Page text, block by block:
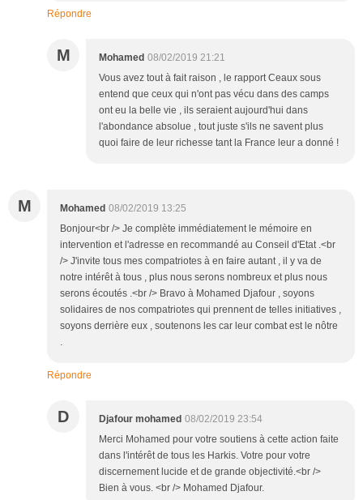
Répondre
M Mohamed 08/02/2019 21:21
Vous avez tout à fait raison , le rapport Ceaux sous
entend que ceux qui n'ont pas vécu dans des camps
ont eu la belle vie , ils seraient aujourd'hui dans
l'abondance absolue , tout juste s'ils ne savent plus
quoi faire de leur richesse tant la France leur a donné !
M Mohamed 08/02/2019 13:25
Bonjour<br /> Je complète immédiatement le mémoire en
intervention et l'adresse en recommandé au Conseil d'Etat .<br
/> J'invite tous mes compatriotes à en faire autant , il y va de
notre intérêt à tous , plus nous serons nombreux et plus nous
serons écoutés .<br /> Bravo à Mohamed Djafour , soyons
solidaires de nos compatriotes qui prennent de telles initiatives ,
soyons derrière eux , soutenons les car leur combat est le nôtre
.
Répondre
D Djafour mohamed 08/02/2019 23:54
Merci Mohamed pour votre soutiens à cette action faite
dans l'intérêt de tous les Harkis. Votre pour votre
discernement lucide et de grande objectivité.<br />
Bien à vous. <br /> Mohamed Djafour.